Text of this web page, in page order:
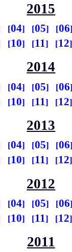
2015
04 05
06
10 11 12
2014
04 05
06
10 11 12
2013
04 05
06
10 11 12
2012
04 05
06
10 11 12
2011